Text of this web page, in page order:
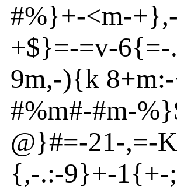
#%}+-<m-+},-
+$}=-=v-6{=-.
9m,-){k 8+m
#%m#-#m-%}
@}#=-21-,=-
{,-.:-9}+-1{+-;